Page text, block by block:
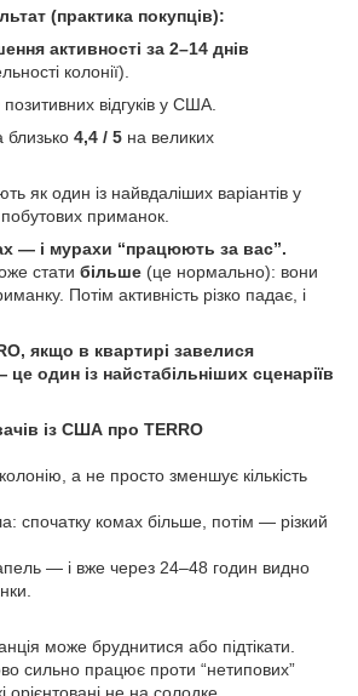
(практика покупців):
активності за 2–14 днів
колонії).
позитивних відгуків у США.
близько 4,4 / 5 на великих
як один із найвдаліших варіантів у
приманок.
— і мурахи “працюють за вас”.
стати більше (це нормально): вони
Потім активність різко падає, і
якщо в квартирі завелися
один із найстабільніших сценаріїв
із США про TERRO
а не просто зменшує кількість
спочатку комах більше, потім — різкий
— і вже через 24–48 годин видно
може бруднитися або підтікати.
сильно працює проти “нетипових”
орієнтовані не на солодке.